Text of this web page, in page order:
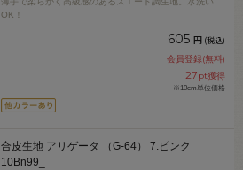
OK！
605 円 (税込)
会員登録(無料)
27pt獲得
※10cm単位価格
合皮生地 アリゲータ （G-64） 7.ピンク
10Bn99_